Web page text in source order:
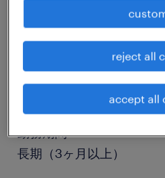
job details
職種
プログラマー
勤務期間
長期（3ヶ月以上）
reject all
accept all